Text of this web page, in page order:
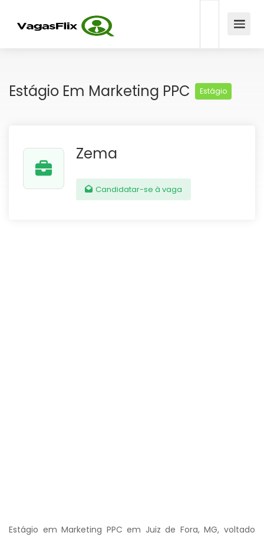
Estágio Em Marketing PPC Estágio
Zema
Candidatar-se à vaga
Estágio em Marketing PPC em Juiz de Fora, MG, voltado